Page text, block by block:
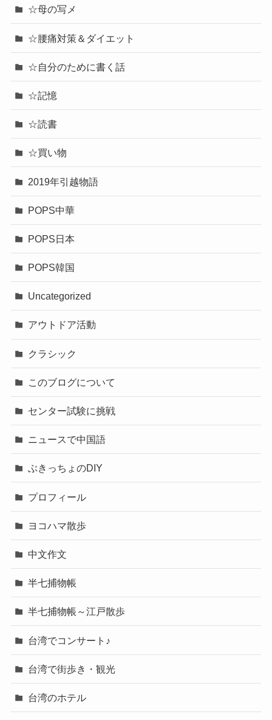
☆母の写メ
☆腰痛対策＆ダイエット
☆自分のために書く話
☆記憶
☆読書
☆買い物
2019年引越物語
POPS中華
POPS日本
POPS韓国
Uncategorized
アウトドア活動
クラシック
このブログについて
センター試験に挑戦
ニュースで中国語
ぶきっちょのDIY
プロフィール
ヨコハマ散歩
中文作文
半七捕物帳
半七捕物帳～江戸散歩
台湾でコンサート♪
台湾で街歩き・観光
台湾のホテル